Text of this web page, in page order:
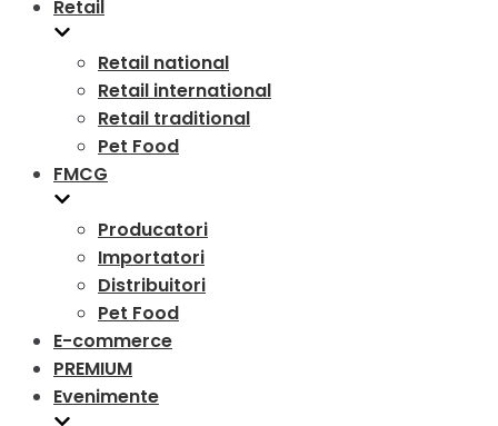
Retail
Retail national
Retail international
Retail traditional
Pet Food
FMCG
Producatori
Importatori
Distribuitori
Pet Food
E-commerce
PREMIUM
Evenimente